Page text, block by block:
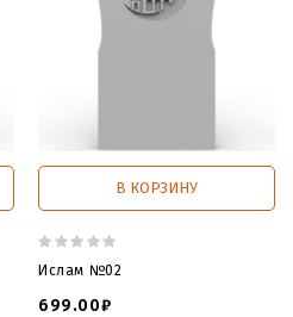
В КОРЗИНУ
Ислам №02
699.00₽